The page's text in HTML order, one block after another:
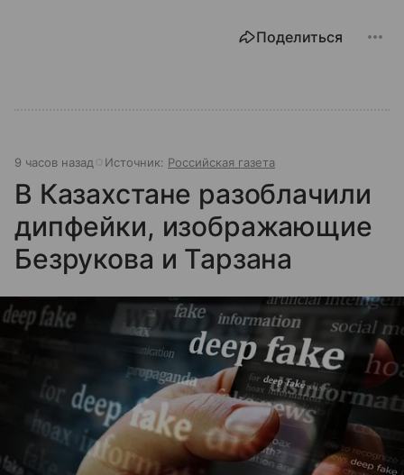
Поделиться
9 часов назад Источник: Российская газета
В Казахстане разоблачили
дипфейки, изображающие
Безрукова и Тарзана